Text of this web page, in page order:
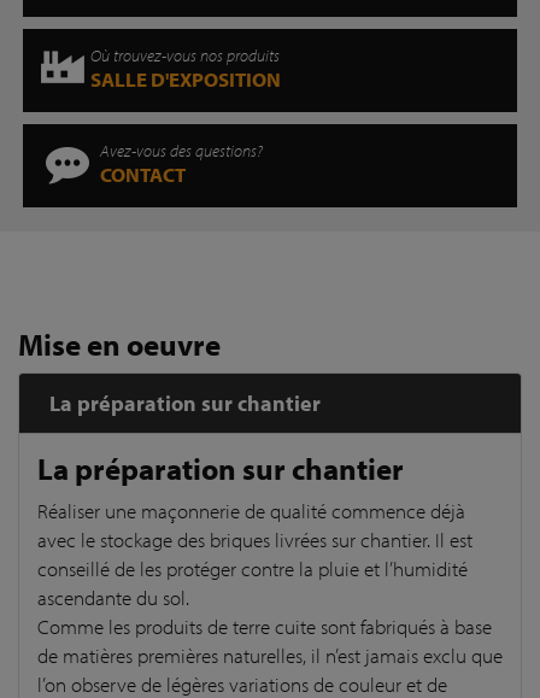
Où trouvez-vous nos produits
SALLE D'EXPOSITION
Avez-vous des questions?
CONTACT
Mise en oeuvre
La préparation sur chantier
La préparation sur chantier
Réaliser une maçonnerie de qualité commence déjà
avec le stockage des briques livrées sur chantier. Il est
conseillé de les protéger contre la pluie et l’humidité
ascendante du sol.
Comme les produits de terre cuite sont fabriqués à base
de matières premières naturelles, il n’est jamais exclu que
l’on observe de légères variations de couleur et de